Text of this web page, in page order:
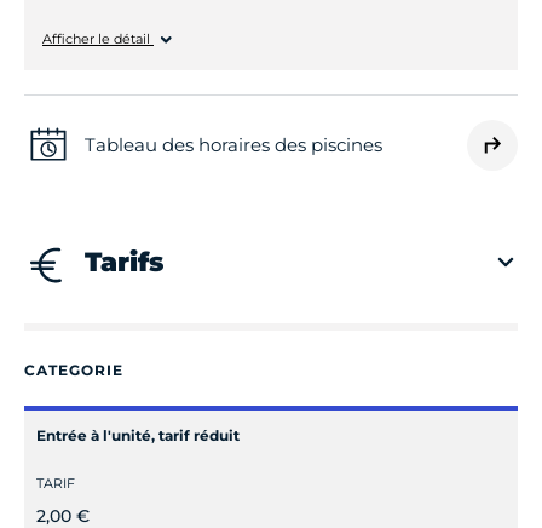
Lundi
Jeudi
Samedi Fermé
Afficher le détail
Tableau des horaires des piscines
Tarifs
CATEGORIE
Entrée à l'unité, tarif réduit
TARIF
2,00 €